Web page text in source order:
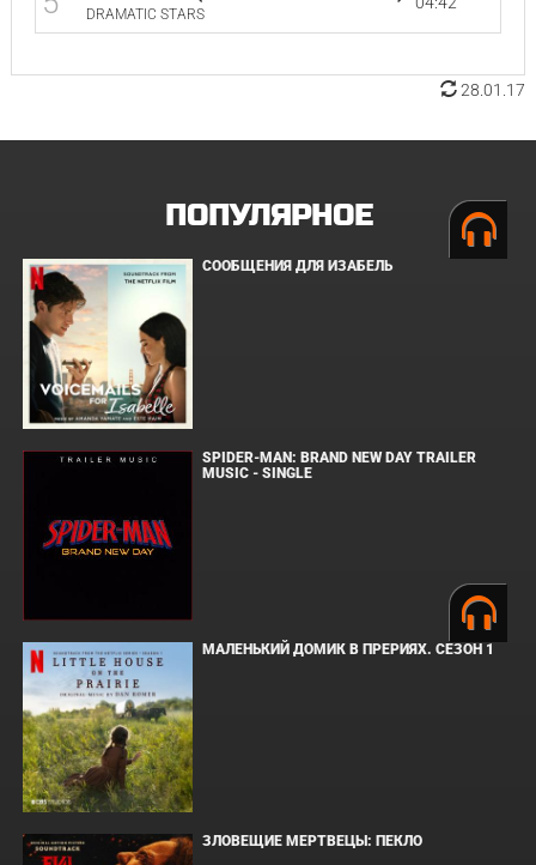
DRAMATIC STARS
28.01.17
ПОПУЛЯРНОЕ
СООБЩЕНИЯ ДЛЯ ИЗАБЕЛЬ
SPIDER-MAN: BRAND NEW DAY TRAILER
MUSIC - SINGLE
МАЛЕНЬКИЙ ДОМИК В ПРЕРИЯХ. СЕЗОН 1
ЗЛОВЕЩИЕ МЕРТВЕЦЫ: ПЕКЛО